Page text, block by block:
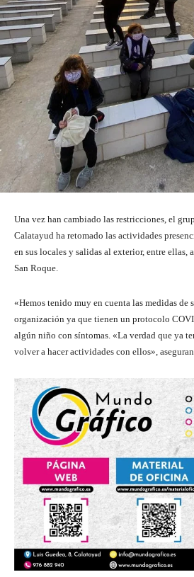
Una vez han cambiado las restricciones, el
Calatayud ha retomado las actividades
en sus locales y salidas al exterior, entre ellas,
San Roque.
«Hemos tenido muy en cuenta las medidas de
organización ya que tienen un protocolo
algún niño con síntomas. «La verdad que ya
volver a hacer actividades con ellos», aseguran.